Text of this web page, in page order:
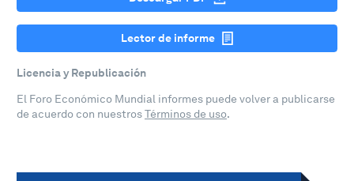
Lector de informe
Licencia y Republicación
El Foro Económico Mundial informes puede volver a publicarse
de acuerdo con nuestrosTérminos de uso.